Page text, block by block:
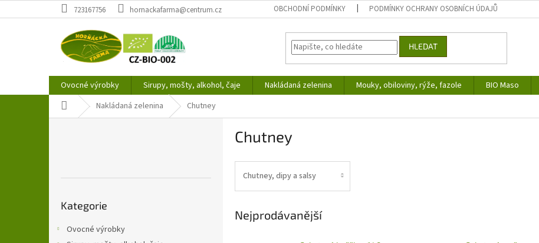
na
723167756 hornackafarma@centrum.cz OBCHODNÍ PODMÍNKY PODMÍNKY OCHRANY OSOBNÍCH ÚDAJŮ
HLEDAT
Ovocné výrobky Sirupy, mošty, alkohol, čaje Nakládaná zelenina Mouky, obiloviny, rýže, fazole BIO Maso
Domů Nakládaná zelenina Chutney
kategorie
Kategorie
Ovocné výrobky
Chutney
Chutney, dipy a salsy
Nejprodávanější